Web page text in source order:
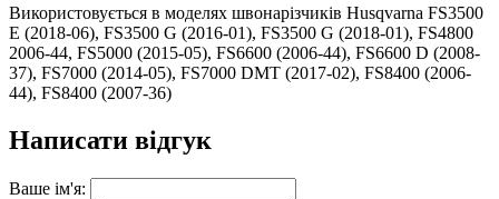
Використовується в моделях швонарізчиків Husqvarna FS3500
E (2018-06), FS3500 G (2016-01), FS3500 G (2018-01), FS4800
2006-44, FS5000 (2015-05), FS6600 (2006-44), FS6600 D (2008-
37), FS7000 (2014-05), FS7000 DMT (2017-02), FS8400 (2006-
44), FS8400 (2007-36)
Написати відгук
Ваше ім'я: